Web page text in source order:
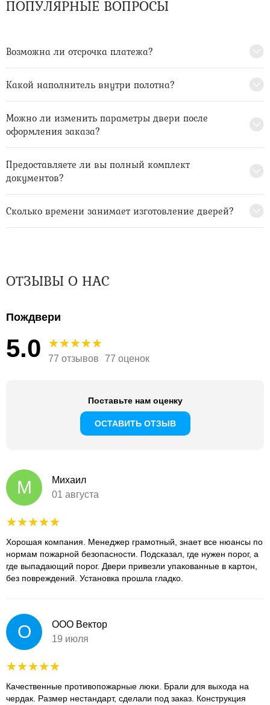
ПОПУЛЯРНЫЕ ВОПРОСЫ
Возможна ли отсрочка платежа?
Какой наполнитель внутри полотна?
Можно ли изменить параметры двери после
оформления заказа?
Предоставляете ли вы полный комплект
документов?
Сколько времени занимает изготовление дверей?
ОТЗЫВЫ О НАС
Пождвери
5.0 77 отзывов 77 оценок
Поставьте нам оценку
ОСТАВИТЬ ОТЗЫВ
М
Михаил
01 августа
Хорошая компания. Менеджер грамотный, знает все нюансы по
нормам пожарной безопасности. Подсказал, где нужен порог, а
где выпадающий порог. Двери привезли упакованные в картон,
без повреждений. Установка прошла гладко.
О
ООО Вектор
19 июля
Качественные противопожарные люки. Брали для выхода на
чердак. Размер нестандарт, сделали под заказ. Конструкция